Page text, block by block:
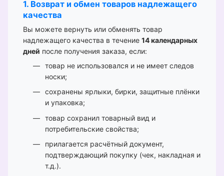
1. Возврат и обмен товаров надлежащего
качества
Вы можете вернуть или обменять товар
надлежащего качества в течение 14 календарных
дней после получения заказа, если:
товар не использовался и не имеет следов
носки;
сохранены ярлыки, бирки, защитные плёнки
и упаковка;
товар сохранил товарный вид и
потребительские свойства;
прилагается расчётный документ,
подтверждающий покупку (чек, накладная и
т.д.).